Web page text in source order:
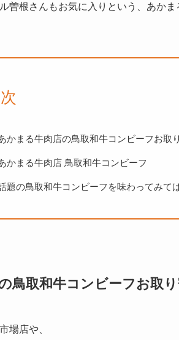
曽根さんもお気に入りという、あか
かまる牛肉店の鳥取和牛コンビーフお取
かまる牛肉店 鳥取和牛コンビーフ
題の鳥取和牛コンビーフを味わってみて
鳥取和牛コンビーフお取
場店や、